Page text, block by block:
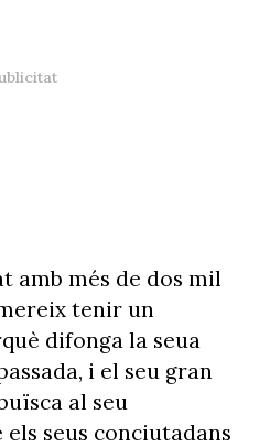
amb més de dos mil
tenir un
difonga la seua
i el seu gran
al seu
seus conciutadans